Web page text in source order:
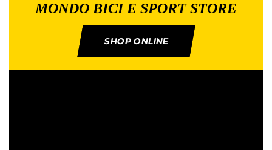
MONDO BICI E SPORT STORE
SHOP ONLINE